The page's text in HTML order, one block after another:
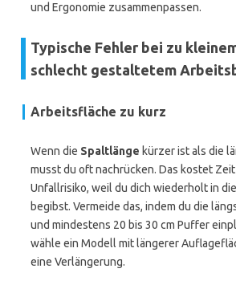
und Ergonomie zusammenpassen.
Typische Fehler bei zu
schlecht gestaltetem
Arbeitsfläche zu kurz
Wenn die Spaltlänge kürzer ist als die
musst du oft nachrücken. Das kostet
Unfallrisiko, weil du dich wiederholt in
begibst. Vermeide das, indem du die
und mindestens 20 bis 30 cm Puffer
wähle ein Modell mit längerer
eine Verlängerung.